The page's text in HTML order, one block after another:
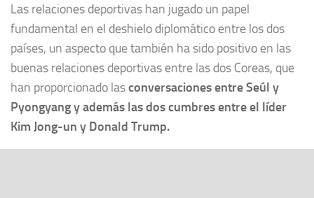
Las relaciones deportivas han jugado un papel
fundamental en el deshielo diplomático entre los dos
países, un aspecto que también ha sido positivo en las
buenas relaciones deportivas entre las dos Coreas, que
han proporcionado lasconversaciones entre Seúl y
Pyongyang y además las dos cumbres entre el líder
Kim Jong-un y Donald Trump.